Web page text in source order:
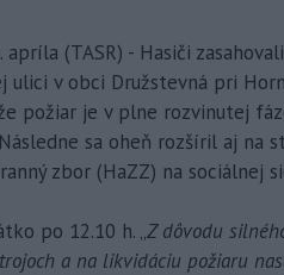
(TASR) - Hasiči
ulici v obci Družstevná pri
požiar je v plne rozvinutej
sa oheň rozšíril aj na
zbor (HaZZ) na sociálnej
po 12.10 h. „Z dôvodu
a na likvidáciu požiaru